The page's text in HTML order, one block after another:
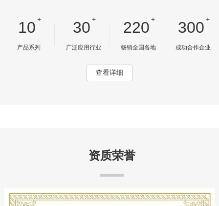
10 +
产品系列
30 +
广泛应用行业
220 +
畅销全国各地
300 +
成功合作企业
查看详细
资质荣誉